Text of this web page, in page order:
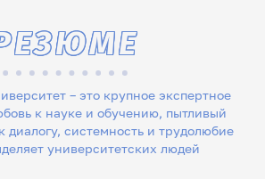
– это крупное экспертное
к науке и обучению, пытливый
университетских людей